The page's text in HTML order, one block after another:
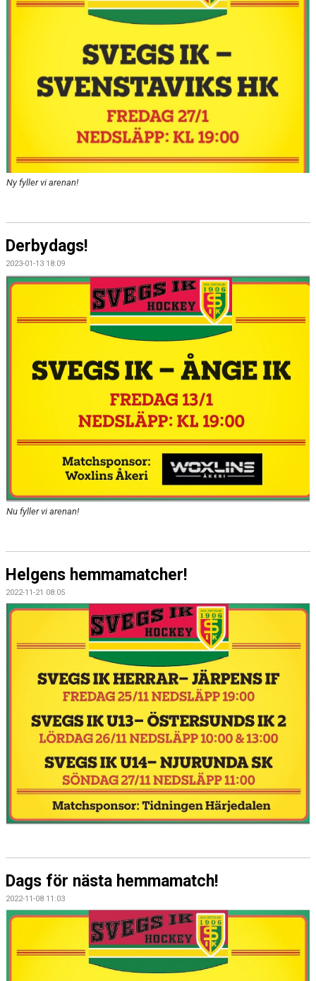
Ny fyller vi arenan!
Derbydags!
2023-01-13 18:09
Nu fyller vi arenan!
Helgens hemmamatcher!
2022-11-21 08:05
Dags för nästa hemmamatch!
2022-11-08 11:03